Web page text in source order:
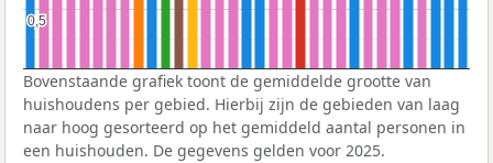
0,5
0,5
Bovenstaande grafiek toont de gemiddelde grootte van
huishoudens per gebied. Hierbij zijn de gebieden van laag
naar hoog gesorteerd op het gemiddeld aantal personen in
een huishouden. De gegevens gelden voor 2025.